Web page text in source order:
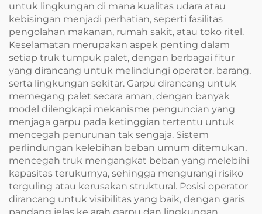
untuk lingkungan di mana kualitas udara atau
kebisingan menjadi perhatian, seperti fasilitas
pengolahan makanan, rumah sakit, atau toko ritel.
Keselamatan merupakan aspek penting dalam
setiap truk tumpuk palet, dengan berbagai fitur
yang dirancang untuk melindungi operator, barang,
serta lingkungan sekitar. Garpu dirancang untuk
memegang palet secara aman, dengan banyak
model dilengkapi mekanisme penguncian yang
menjaga garpu pada ketinggian tertentu untuk
mencegah penurunan tak sengaja. Sistem
perlindungan kelebihan beban umum ditemukan,
mencegah truk mengangkat beban yang melebihi
kapasitas terukurnya, sehingga mengurangi risiko
terguling atau kerusakan struktural. Posisi operator
dirancang untuk visibilitas yang baik, dengan garis